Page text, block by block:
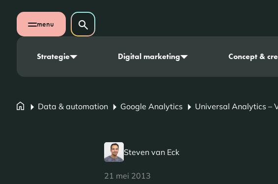
Navigatie overslaan
Open mobiel menu
menu Zoeken op website
Zoeken
Strategie Digital marketing Concept &
Data & automation Google Analytics Universal Analytics –
Steven van Eck
21 mei 2013